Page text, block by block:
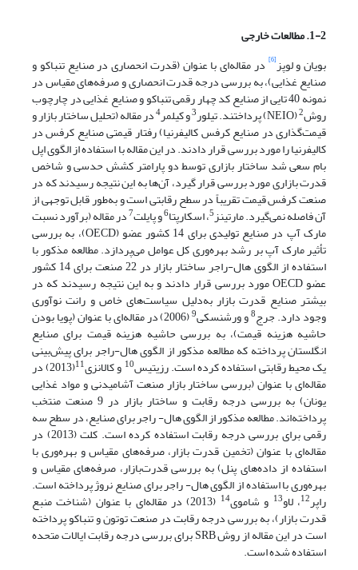
1-2. مطالعات خارجی
بویان و لوپز[6] در مقاله‌ای با عنوان (قدرت انحصاری در صنایع تنباکو و
صنایع غذایی)، به بررسی درجه قدرت انحصاری و صرفه‌های مقیاس در
نمونه 40 تایی از صنایع کد چهار رقمی تنباکو و صنایع غذایی در چارچوب
روش2(NEIO) پرداختند. تیلور 3و کیلمر4در مقاله (تحلیل ساختار بازار و
قیمت‌گذاری در صنایع کرفس کالیفرنیا) رفتار قیمتی صنایع کرفس در
کالیفرنیا را مورد بررسی قرار دادند. در این مقاله با استفاده از الگوی اپل
بام سعی شد ساختار بازاری توسط دو پارامتر کشش حدسی و شاخص
قدرت بازاری مورد بررسی قرار گیرد، آن‌ها به این نتیجه رسیدند که در
صنعت کرفس قیمت تقریباً در سطح رقابتی است و به‌طور قابل توجهی از
آن فاصله نمی‌گیرد. مارتینز5، اسکارپتا6و پایلت7در مقاله (برآورد نسبت
مارک آپ در صنایع تولیدی برای 14 کشور عضو (OECD)، به بررسی
تأثیر مارک آپ بر رشد بهره‌وری کل عوامل می‌پردازد. مطالعه مذکور با
استفاده از الگوی هال-راجر ساختار بازار در 22 صنعت برای 14 کشور
عضو OECD مورد بررسی قرار دادند و به این نتیجه رسیدند که در
بیشتر صنایع قدرت بازار به‌دلیل سیاست‌های خاص و رانت نوآوری
وجود دارد. جرج8و ورشنسکی9 (2006) در مقاله‌ای با عنوان (پویا بودن
حاشیه هزینه قیمت)، به بررسی حاشیه هزینه قیمت برای صنایع
انگلستان پرداخته که مطالعه مذکور از الگوی هال-راجر برای پیش‌بینی
یک محیط رقابتی استفاده کرده ‌است. رزیتیس10 و کالانزی11 (2013) در
مقاله‌ای با عنوان (بررسی ساختار بازار صنعت آشامیدنی و مواد غذایی
یونان) به بررسی درجه رقابت و ساختار بازار در 9 صنعت منتخب
پرداخته‌اند. مطالعه مذکور از الگوی هال- راجر برای صنایع، در سطح سه
رقمی برای بررسی درجه رقابت استفاده کرده ‌است. کلت (2013) در
مقاله‌ای با عنوان (تخمین قدرت بازار، صرفه‌های مقیاس و بهره‌وری با
استفاده از داده‌های پنل) به بررسی قدرت‌بازار، صرفه‌های مقیاس و
بهره‌وری با استفاده از الگوی هال- راجر برای صنایع نروژ پرداخته‌ است.
راپر12، لاو13 و شاموی14 (2013) در مقاله‌ای با عنوان (شناخت منبع
قدرت بازار)، به بررسی درجه رقابت در صنعت توتون و تنباکو پرداخته‌
است در این مقاله از روش SRB برای بررسی درجه رقابت ایالات متحده
استفاده شده‌ است.